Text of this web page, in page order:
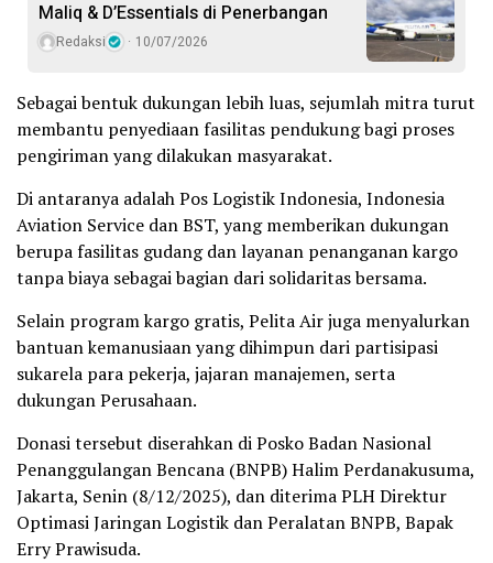
Maliq & D’Essentials di Penerbangan
Redaksi 10/07/2026
Sebagai bentuk dukungan lebih luas, sejumlah mitra turut
membantu penyediaan fasilitas pendukung bagi proses
pengiriman yang dilakukan masyarakat.
Di antaranya adalah Pos Logistik Indonesia, Indonesia
Aviation Service dan BST, yang memberikan dukungan
berupa fasilitas gudang dan layanan penanganan kargo
tanpa biaya sebagai bagian dari solidaritas bersama.
Selain program kargo gratis, Pelita Air juga menyalurkan
bantuan kemanusiaan yang dihimpun dari partisipasi
sukarela para pekerja, jajaran manajemen, serta
dukungan Perusahaan.
Donasi tersebut diserahkan di Posko Badan Nasional
Penanggulangan Bencana (BNPB) Halim Perdanakusuma,
Jakarta, Senin (8/12/2025), dan diterima PLH Direktur
Optimasi Jaringan Logistik dan Peralatan BNPB, Bapak
Erry Prawisuda.